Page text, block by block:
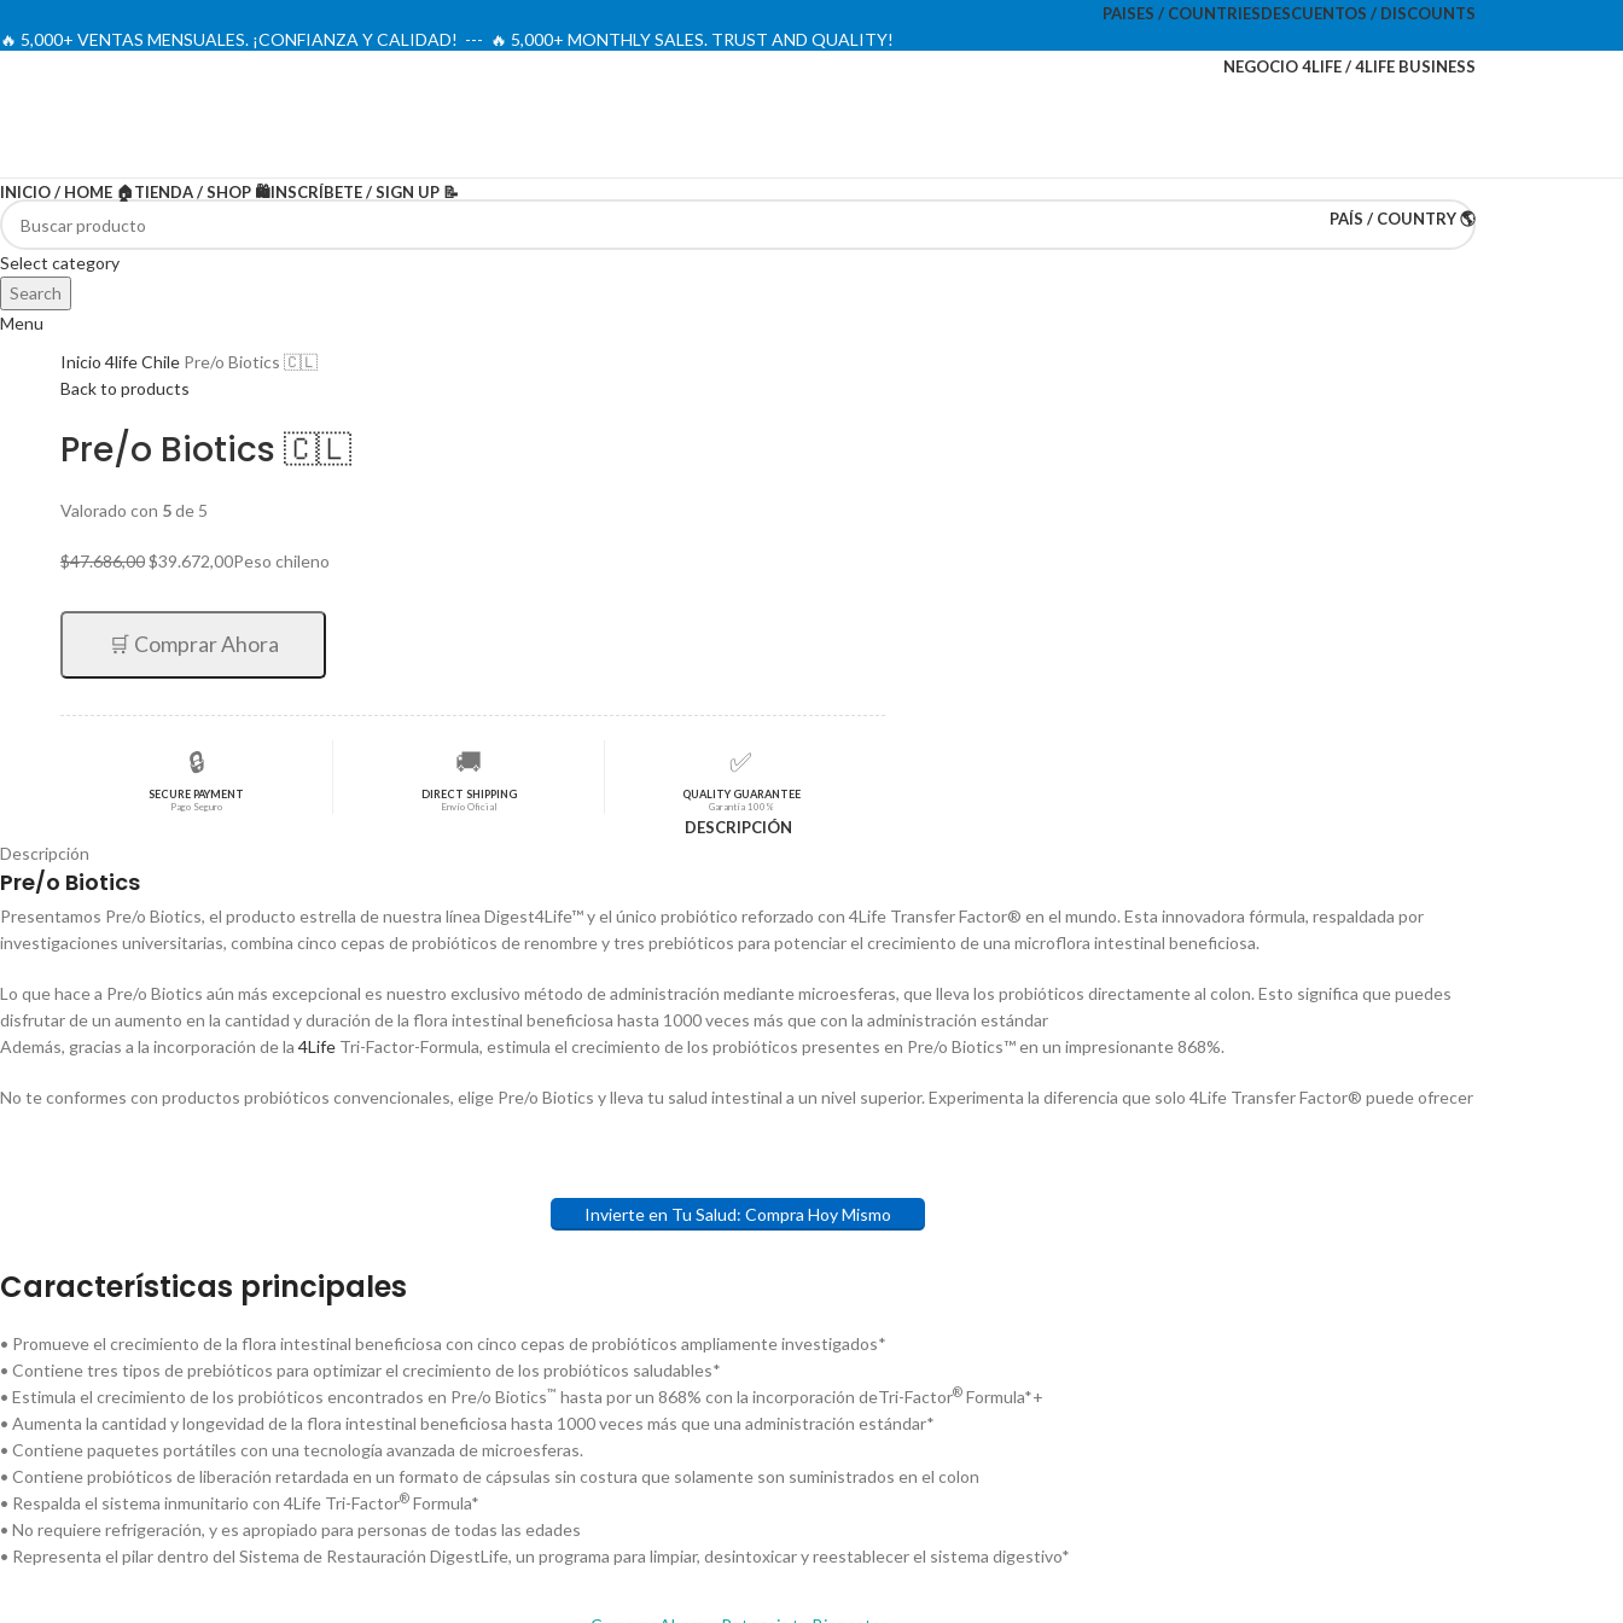
PAISES / COUNTRIESDESCUENTOS / DISCOUNTS
🔥 5,000+ VENTAS MENSUALES. ¡CONFIANZA Y CALIDAD! --- 🔥 5,000+ MONTHLY SALES. TRUST AND QUALITY!
NEGOCIO 4LIFE / 4LIFE BUSINESS
Select category
Search
Menu
INICIO / HOME 🏠TIENDA / SHOP 🛍️INSCRÍBETE / SIGN UP 📝
PAÍS / COUNTRY 🌎
-17%Oferta
Inicio 4life Chile Pre/o Biotics 🇨🇱
Back to products
Pre/o Biotics 🇨🇱
Valorado con 5de 5
$47.686,00El
original
era:
$39.672,00El
actual
es:
Peso chileno
🛒 Comprar Ahora
🔒
SECURE PAYMENT
Pago Seguro
🚚
DIRECT SHIPPING
Envío Oficial
✅
QUALITY GUARANTEE
Garantía 100%
DESCRIPCIÓN
Descripción
Pre/o Biotics
Presentamos Pre/o Biotics, el producto estrella de nuestra línea Digest4Life™ y el único probiótico reforzado con 4Life Transfer Factor® en el mundo. Esta innovadora fórmula, respaldada por
investigaciones universitarias, combina cinco cepas de probióticos de renombre y tres prebióticos para potenciar el crecimiento de una microflora intestinal beneficiosa.
Lo que hace a Pre/o Biotics aún más excepcional es nuestro exclusivo método de administración mediante microesferas, que lleva los probióticos directamente al colon. Esto significa que puedes
disfrutar de un aumento en la cantidad y duración de la flora intestinal beneficiosa hasta 1000 veces más que con la administración estándar
Además, gracias a la incorporación de la 4Life Tri-Factor-Formula, estimula el crecimiento de los probióticos presentes en Pre/o Biotics™ en un impresionante 868%.
No te conformes con productos probióticos convencionales, elige Pre/o Biotics y lleva tu salud intestinal a un nivel superior. Experimenta la diferencia que solo 4Life Transfer Factor® puede ofrecer
Invierte en Tu Salud: Compra Hoy Mismo
Características principales
• Promueve el crecimiento de la flora intestinal beneficiosa con cinco cepas de probióticos ampliamente investigados*
• Contiene tres tipos de prebióticos para optimizar el crecimiento de los probióticos saludables*
• Estimula el crecimiento de los probióticos encontrados en Pre/o Biotics™ hasta por un 868% con la incorporación deTri-Factor® Formula*+
• Aumenta la cantidad y longevidad de la flora intestinal beneficiosa hasta 1000 veces más que una administración estándar*
• Contiene paquetes portátiles con una tecnología avanzada de microesferas.
• Contiene probióticos de liberación retardada en un formato de cápsulas sin costura que solamente son suministrados en el colon
• Respalda el sistema inmunitario con 4Life Tri-Factor® Formula*
• No requiere refrigeración, y es apropiado para personas de todas las edades
• Representa el pilar dentro del Sistema de Restauración DigestLife, un programa para limpiar, desintoxicar y reestablecer el sistema digestivo*